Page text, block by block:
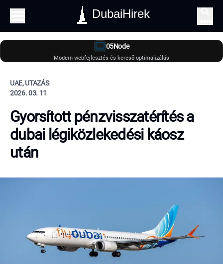
DubaiHirek
05Node
Modern webfejlesztés és kereső optimalizálás
UAE, UTAZÁS
2026. 03. 11
Gyorsított pénzvisszatérítés a
dubai légiközlekedési káosz
után